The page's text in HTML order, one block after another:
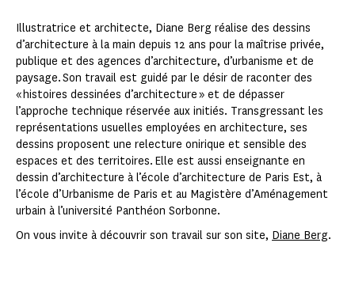
Illustratrice et architecte, Diane Berg réalise des dessins
d’architecture à la main depuis 12 ans pour la maîtrise privée,
publique et des agences d’architecture, d’urbanisme et de
paysage. Son travail est guidé par le désir de raconter des
« histoires dessinées d’architecture » et de dépasser
l’approche technique réservée aux initiés. Transgressant les
représentations usuelles employées en architecture, ses
dessins proposent une relecture onirique et sensible des
espaces et des territoires. Elle est aussi enseignante en
dessin d’architecture à l’école d’architecture de Paris Est, à
l’école d’Urbanisme de Paris et au Magistère d’Aménagement
urbain à l’université Panthéon Sorbonne.
On vous invite à découvrir son travail sur son site, Diane Berg.